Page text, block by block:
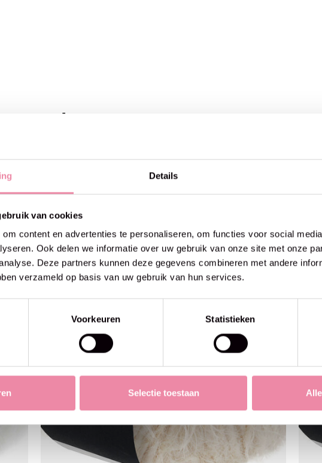
Details
van cookies
content en advertenties te personaliseren, om functies voor social
Ook delen we informatie over uw gebruik van onze site met onze
Deze partners kunnen deze gegevens combineren met andere
verzameld op basis van uw gebruik van hun services.
Voorkeuren Statistieken
Selectie toestaan